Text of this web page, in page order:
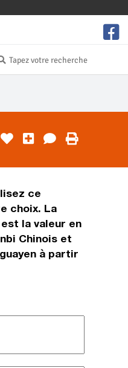
ce
choix. La
la valeur en
Chinois et
à partir